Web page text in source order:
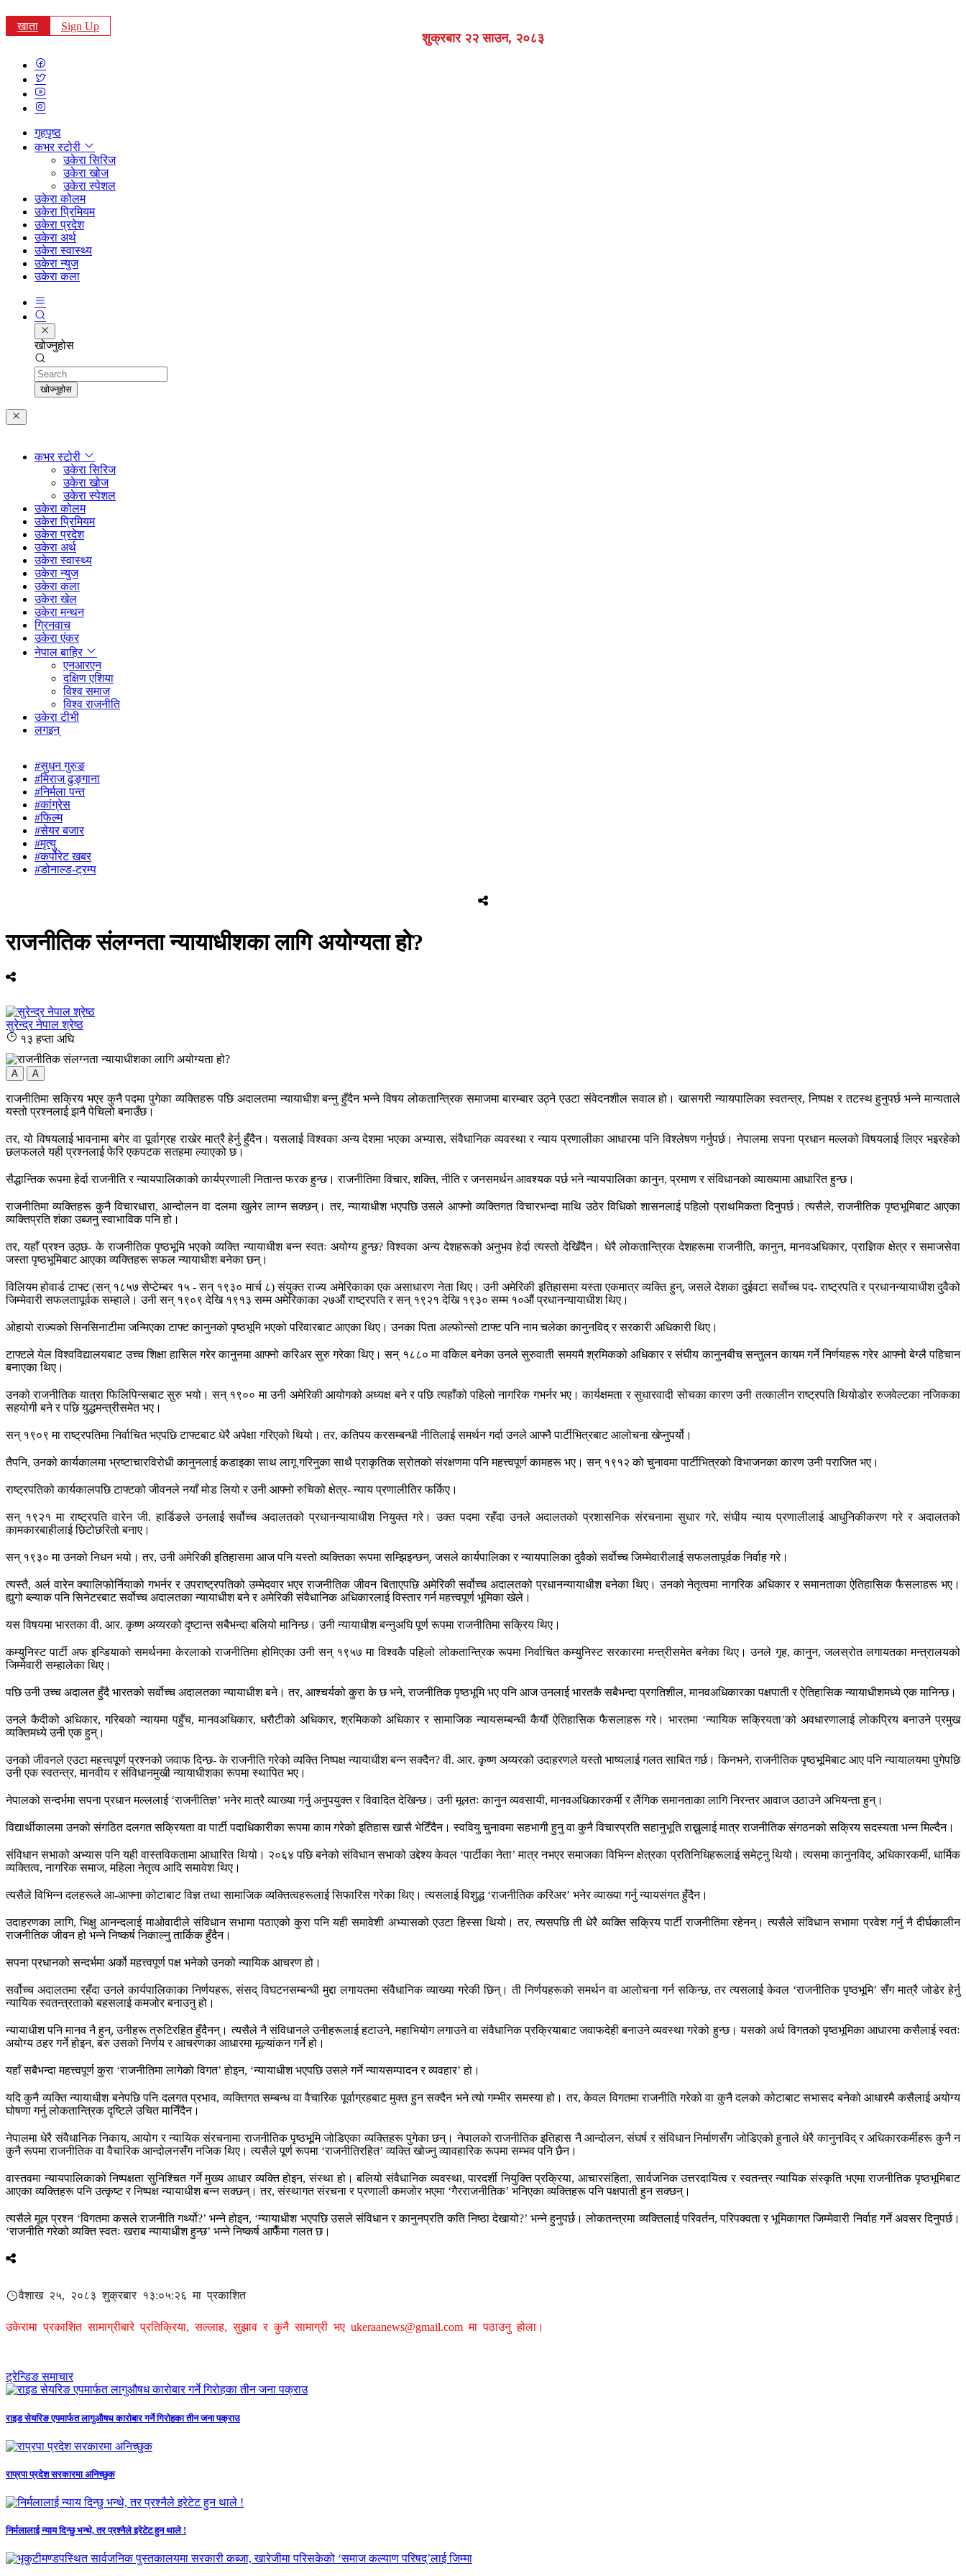
खाता Sign Up
शुक्रबार २२ साउन, २०८३
गृहपृष्ठ
कभर स्टोरी
उकेरा सिरिज
उकेरा खोज
उकेरा स्पेशल
उकेरा कोलम
उकेरा प्रिमियम
उकेरा प्रदेश
उकेरा अर्थ
उकेरा स्वास्थ्य
उकेरा न्युज
उकेरा कला
खोज्नुहोस
Search
खोज्नुहोस
कभर स्टोरी
उकेरा सिरिज
उकेरा खोज
उकेरा स्पेशल
उकेरा कोलम
उकेरा प्रिमियम
उकेरा प्रदेश
उकेरा अर्थ
उकेरा स्वास्थ्य
उकेरा न्युज
उकेरा कला
उकेरा खेल
उकेरा मन्थन
ग्रिनवाच
उकेरा एंकर
नेपाल बाहिर
एनआरएन
दक्षिण एशिया
विश्व समाज
विश्व राजनीति
उकेरा टीभी
लगइन्
#सुधन गुरुङ
#मिराज ढुङ्गाना
#निर्मला पन्त
#कांग्रेस
#फिल्म
#सेयर बजार
#मृत्यु
#कर्पोरेट खबर
#डोनाल्ड-ट्रम्प
राजनीतिक संलग्नता न्यायाधीशका लागि अयोग्यता हो?
सुरेन्द्र नेपाल श्रेष्ठ
१३ हप्ता अघि
A A
राजनीतिमा सक्रिय भएर कुनै पदमा पुगेका व्यक्तिहरू पछि अदालतमा न्यायाधीश बन्नु हुँदैन भन्ने विषय लोकतान्त्रिक समाजमा बारम्बार उठ्ने एउटा संवेदनशील सवाल हो। खासगरी न्यायपालिका स्वतन्त्र, निष्पक्ष र तटस्थ हुनुपर्छ भन्ने मान्यताले
यस्तो प्रश्नलाई झनै पेचिलो बनाउँछ।
तर, यो विषयलाई भावनामा बगेर वा पूर्वाग्रह राखेर मात्रै हेर्नु हुँदैन। यसलाई विश्वका अन्य देशमा भएका अभ्यास, संवैधानिक व्यवस्था र न्याय प्रणालीका आधारमा पनि विश्लेषण गर्नुपर्छ। नेपालमा सपना प्रधान मल्लको विषयलाई लिएर भइरहेको
छलफलले यही प्रश्नलाई फेरि एकपटक सतहमा ल्याएको छ।
सैद्धान्तिक रूपमा हेर्दा राजनीति र न्यायपालिकाको कार्यप्रणाली नितान्त फरक हुन्छ। राजनीतिमा विचार, शक्ति, नीति र जनसमर्थन आवश्यक पर्छ भने न्यायपालिका कानुन, प्रमाण र संविधानको व्याख्यामा आधारित हुन्छ।
राजनीतिमा व्यक्तिहरू कुनै विचारधारा, आन्दोलन वा दलमा खुलेर लाग्न सक्छन्। तर, न्यायाधीश भएपछि उसले आफ्नो व्यक्तिगत विचारभन्दा माथि उठेर विधिको शासनलाई पहिलो प्राथमिकता दिनुपर्छ। त्यसैले, राजनीतिक पृष्ठभूमिबाट आएका
व्यक्तिप्रति शंका उब्जनु स्वाभाविक पनि हो।
तर, यहाँ प्रश्न उठ्छ- के राजनीतिक पृष्ठभूमि भएको व्यक्ति न्यायाधीश बन्न स्वतः अयोग्य हुन्छ? विश्वका अन्य देशहरूको अनुभव हेर्दा त्यस्तो देखिँदैन। धेरै लोकतान्त्रिक देशहरूमा राजनीति, कानुन, मानवअधिकार, प्राज्ञिक क्षेत्र र समाजसेवा
जस्ता पृष्ठभूमिबाट आएका व्यक्तिहरू सफल न्यायाधीश बनेका छन्।
विलियम होवार्ड टाफ्ट (सन् १८५७ सेप्टेम्बर १५ - सन् १९३० मार्च ८) संयुक्त राज्य अमेरिकाका एक असाधारण नेता थिए। उनी अमेरिकी इतिहासमा यस्ता एकमात्र व्यक्ति हुन्, जसले देशका दुईवटा सर्वोच्च पद- राष्ट्रपति र प्रधानन्यायाधीश दुवैको
जिम्मेवारी सफलतापूर्वक सम्हाले। उनी सन् १९०९ देखि १९१३ सम्म अमेरिकाका २७औं राष्ट्रपति र सन् १९२१ देखि १९३० सम्म १०औं प्रधानन्यायाधीश थिए।
ओहायो राज्यको सिनसिनाटीमा जन्मिएका टाफ्ट कानुनको पृष्ठभूमि भएको परिवारबाट आएका थिए। उनका पिता अल्फोन्सो टाफ्ट पनि नाम चलेका कानुनविद् र सरकारी अधिकारी थिए।
टाफ्टले येल विश्वविद्यालयबाट उच्च शिक्षा हासिल गरेर कानुनमा आफ्नो करिअर सुरु गरेका थिए। सन् १८८० मा वकिल बनेका उनले सुरुवाती समयमै श्रमिकको अधिकार र संघीय कानुनबीच सन्तुलन कायम गर्ने निर्णयहरू गरेर आफ्नो बेग्लै पहिचान
बनाएका थिए।
उनको राजनीतिक यात्रा फिलिपिन्सबाट सुरु भयो। सन् १९०० मा उनी अमेरिकी आयोगको अध्यक्ष बने र पछि त्यहाँको पहिलो नागरिक गभर्नर भए। कार्यक्षमता र सुधारवादी सोचका कारण उनी तत्कालीन राष्ट्रपति थियोडोर रुजवेल्टका नजिकका
सहयोगी बने र पछि युद्धमन्त्रीसमेत भए।
सन् १९०९ मा राष्ट्रपतिमा निर्वाचित भएपछि टाफ्टबाट धेरै अपेक्षा गरिएको थियो। तर, कतिपय करसम्बन्धी नीतिलाई समर्थन गर्दा उनले आफ्नै पार्टीभित्रबाट आलोचना खेप्नुपर्यो।
तैपनि, उनको कार्यकालमा भ्रष्टाचारविरोधी कानुनलाई कडाइका साथ लागू गरिनुका साथै प्राकृतिक स्रोतको संरक्षणमा पनि महत्त्वपूर्ण कामहरू भए। सन् १९१२ को चुनावमा पार्टीभित्रको विभाजनका कारण उनी पराजित भए।
राष्ट्रपतिको कार्यकालपछि टाफ्टको जीवनले नयाँ मोड लियो र उनी आफ्नो रुचिको क्षेत्र- न्याय प्रणालीतिर फर्किए।
सन् १९२१ मा राष्ट्रपति वारेन जी. हार्डिङले उनलाई सर्वोच्च अदालतको प्रधानन्यायाधीश नियुक्त गरे। उक्त पदमा रहँदा उनले अदालतको प्रशासनिक संरचनामा सुधार गरे, संघीय न्याय प्रणालीलाई आधुनिकीकरण गरे र अदालतको
कामकारबाहीलाई छिटोछरितो बनाए।
सन् १९३० मा उनको निधन भयो। तर, उनी अमेरिकी इतिहासमा आज पनि यस्तो व्यक्तिका रूपमा सम्झिइन्छन्, जसले कार्यपालिका र न्यायपालिका दुवैको सर्वोच्च जिम्मेवारीलाई सफलतापूर्वक निर्वाह गरे।
त्यस्तै, अर्ल वारेन क्यालिफोर्नियाको गभर्नर र उपराष्ट्रपतिको उम्मेदवार भएर राजनीतिक जीवन बिताएपछि अमेरिकी सर्वोच्च अदालतको प्रधानन्यायाधीश बनेका थिए। उनको नेतृत्वमा नागरिक अधिकार र समानताका ऐतिहासिक फैसलाहरू भए।
ह्युगो ब्ल्याक पनि सिनेटरबाट सर्वोच्च अदालतका न्यायाधीश बने र अमेरिकी संवैधानिक अधिकारलाई विस्तार गर्न महत्त्वपूर्ण भूमिका खेले।
यस विषयमा भारतका वी. आर. कृष्ण अय्यरको दृष्टान्त सबैभन्दा बलियो मानिन्छ। उनी न्यायाधीश बन्नुअघि पूर्ण रूपमा राजनीतिमा सक्रिय थिए।
कम्युनिस्ट पार्टी अफ इन्डियाको समर्थनमा केरलाको राजनीतिमा होमिएका उनी सन् १९५७ मा विश्वकै पहिलो लोकतान्त्रिक रूपमा निर्वाचित कम्युनिस्ट सरकारमा मन्त्रीसमेत बनेका थिए। उनले गृह, कानुन, जलस्रोत लगायतका मन्त्रालयको
जिम्मेवारी सम्हालेका थिए।
पछि उनी उच्च अदालत हुँदै भारतको सर्वोच्च अदालतका न्यायाधीश बने। तर, आश्चर्यको कुरा के छ भने, राजनीतिक पृष्ठभूमि भए पनि आज उनलाई भारतकै सबैभन्दा प्रगतिशील, मानवअधिकारका पक्षपाती र ऐतिहासिक न्यायाधीशमध्ये एक मानिन्छ।
उनले कैदीको अधिकार, गरिबको न्यायमा पहुँच, मानवअधिकार, धरौटीको अधिकार, श्रमिकको अधिकार र सामाजिक न्यायसम्बन्धी कैयौं ऐतिहासिक फैसलाहरू गरे। भारतमा ‘न्यायिक सक्रियता’को अवधारणालाई लोकप्रिय बनाउने प्रमुख
व्यक्तिमध्ये उनी एक हुन्।
उनको जीवनले एउटा महत्त्वपूर्ण प्रश्नको जवाफ दिन्छ- के राजनीति गरेको व्यक्ति निष्पक्ष न्यायाधीश बन्न सक्दैन? वी. आर. कृष्ण अय्यरको उदाहरणले यस्तो भाष्यलाई गलत साबित गर्छ। किनभने, राजनीतिक पृष्ठभूमिबाट आए पनि न्यायालयमा पुगेपछि
उनी एक स्वतन्त्र, मानवीय र संविधानमुखी न्यायाधीशका रूपमा स्थापित भए।
नेपालको सन्दर्भमा सपना प्रधान मल्ललाई ‘राजनीतिज्ञ’ भनेर मात्रै व्याख्या गर्नु अनुपयुक्त र विवादित देखिन्छ। उनी मूलतः कानुन व्यवसायी, मानवअधिकारकर्मी र लैंगिक समानताका लागि निरन्तर आवाज उठाउने अभियन्ता हुन्।
विद्यार्थीकालमा उनको संगठित दलगत सक्रियता वा पार्टी पदाधिकारीका रूपमा काम गरेको इतिहास खासै भेटिँदैन। स्ववियु चुनावमा सहभागी हुनु वा कुनै विचारप्रति सहानुभूति राख्नुलाई मात्र राजनीतिक संगठनको सक्रिय सदस्यता भन्न मिल्दैन।
संविधान सभाको अभ्यास पनि यही वास्तविकतामा आधारित थियो। २०६४ पछि बनेको संविधान सभाको उद्देश्य केवल ‘पार्टीका नेता’ मात्र नभएर समाजका विभिन्न क्षेत्रका प्रतिनिधिहरूलाई समेट्नु थियो। त्यसमा कानुनविद्, अधिकारकर्मी, धार्मिक
व्यक्तित्व, नागरिक समाज, महिला नेतृत्व आदि समावेश थिए।
त्यसैले विभिन्न दलहरूले आ-आफ्ना कोटाबाट विज्ञ तथा सामाजिक व्यक्तित्वहरूलाई सिफारिस गरेका थिए। त्यसलाई विशुद्ध ‘राजनीतिक करिअर’ भनेर व्याख्या गर्नु न्यायसंगत हुँदैन।
उदाहरणका लागि, भिक्षु आनन्दलाई माओवादीले संविधान सभामा पठाएको कुरा पनि यही समावेशी अभ्यासको एउटा हिस्सा थियो। तर, त्यसपछि ती धेरै व्यक्ति सक्रिय पार्टी राजनीतिमा रहेनन्। त्यसैले संविधान सभामा प्रवेश गर्नु नै दीर्घकालीन
राजनीतिक जीवन हो भन्ने निष्कर्ष निकाल्नु तार्किक हुँदैन।
सपना प्रधानको सन्दर्भमा अर्को महत्त्वपूर्ण पक्ष भनेको उनको न्यायिक आचरण हो।
सर्वोच्च अदालतमा रहँदा उनले कार्यपालिकाका निर्णयहरू, संसद् विघटनसम्बन्धी मुद्दा लगायतमा संवैधानिक व्याख्या गरेकी छिन्। ती निर्णयहरूको समर्थन वा आलोचना गर्न सकिन्छ, तर त्यसलाई केवल ‘राजनीतिक पृष्ठभूमि’ सँग मात्रै जोडेर हेर्नु
न्यायिक स्वतन्त्रताको बहसलाई कमजोर बनाउनु हो।
न्यायाधीश पनि मानव नै हुन्, उनीहरू त्रुटिरहित हुँदैनन्। त्यसैले नै संविधानले उनीहरूलाई हटाउने, महाभियोग लगाउने वा संवैधानिक प्रक्रियाबाट जवाफदेही बनाउने व्यवस्था गरेको हुन्छ। यसको अर्थ विगतको पृष्ठभूमिका आधारमा कसैलाई स्वतः
अयोग्य ठहर गर्ने होइन, बरु उसको निर्णय र आचरणका आधारमा मूल्यांकन गर्ने हो।
यहाँ सबैभन्दा महत्त्वपूर्ण कुरा ‘राजनीतिमा लागेको विगत’ होइन, ‘न्यायाधीश भएपछि उसले गर्ने न्यायसम्पादन र व्यवहार’ हो।
यदि कुनै व्यक्ति न्यायाधीश बनेपछि पनि दलगत प्रभाव, व्यक्तिगत सम्बन्ध वा वैचारिक पूर्वाग्रहबाट मुक्त हुन सक्दैन भने त्यो गम्भीर समस्या हो। तर, केवल विगतमा राजनीति गरेको वा कुनै दलको कोटाबाट सभासद बनेको आधारमै कसैलाई अयोग्य
घोषणा गर्नु लोकतान्त्रिक दृष्टिले उचित मानिँदैन।
नेपालमा धेरै संवैधानिक निकाय, आयोग र न्यायिक संरचनामा राजनीतिक पृष्ठभूमि जोडिएका व्यक्तिहरू पुगेका छन्। नेपालको राजनीतिक इतिहास नै आन्दोलन, संघर्ष र संविधान निर्माणसँग जोडिएको हुनाले धेरै कानुनविद् र अधिकारकर्मीहरू कुनै न
कुनै रूपमा राजनीतिक वा वैचारिक आन्दोलनसँग नजिक थिए। त्यसैले पूर्ण रूपमा ‘राजनीतिरहित’ व्यक्ति खोज्नु व्यावहारिक रूपमा सम्भव पनि छैन।
वास्तवमा न्यायपालिकाको निष्पक्षता सुनिश्चित गर्ने मुख्य आधार व्यक्ति होइन, संस्था हो। बलियो संवैधानिक व्यवस्था, पारदर्शी नियुक्ति प्रक्रिया, आचारसंहिता, सार्वजनिक उत्तरदायित्व र स्वतन्त्र न्यायिक संस्कृति भएमा राजनीतिक पृष्ठभूमिबाट
आएका व्यक्तिहरू पनि उत्कृष्ट र निष्पक्ष न्यायाधीश बन्न सक्छन्। तर, संस्थागत संरचना र प्रणाली कमजोर भएमा ‘गैरराजनीतिक’ भनिएका व्यक्तिहरू पनि पक्षपाती हुन सक्छन्।
त्यसैले मूल प्रश्न ‘विगतमा कसले राजनीति गर्थ्यो?’ भन्ने होइन, ‘न्यायाधीश भएपछि उसले संविधान र कानुनप्रति कति निष्ठा देखायो?’ भन्ने हुनुपर्छ। लोकतन्त्रमा व्यक्तिलाई परिवर्तन, परिपक्वता र भूमिकागत जिम्मेवारी निर्वाह गर्ने अवसर दिनुपर्छ।
‘राजनीति गरेको व्यक्ति स्वतः खराब न्यायाधीश हुन्छ’ भन्ने निष्कर्ष आफैँमा गलत छ।
वैशाख २५, २०८३ शुक्रबार १३:०५:२६ मा प्रकाशित
उकेरामा प्रकाशित सामाग्रीबारे प्रतिक्रिया, सल्लाह, सुझाव र कुनै सामाग्री भए ukeraanews@gmail.com मा पठाउनु होला।
ट्रेन्डिङ समाचार
राइड सेयरिङ एपमार्फत लागुऔषध कारोबार गर्ने गिरोहका तीन जना पक्राउ
राप्रपा प्रदेश सरकारमा अनिच्छुक
निर्मलालाई न्याय दिन्छु भन्थे, तर प्रश्नैले इरेटेट हुन थाले !